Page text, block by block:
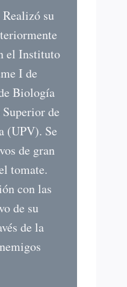
su
el Instituto
I de
Biología
de
(UPV). Se
de gran
tomate.
con las
de su
de la